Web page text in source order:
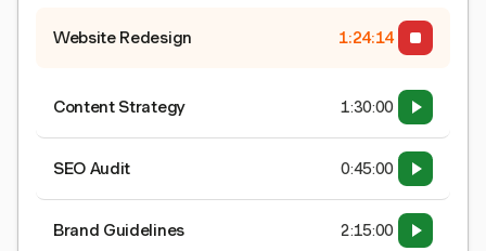
Website Redesign 1:24:15
Content Strategy 1:30:00
SEO Audit 0:45:00
Brand Guidelines 2:15:00